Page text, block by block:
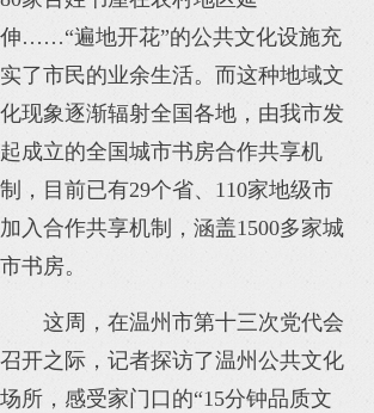
伸……“遍地开花”的公共文化设施充
实了市民的业余生活。而这种地域文
化现象逐渐辐射全国各地，由我市发
起成立的全国城市书房合作共享机
制，目前已有29个省、110家地级市
加入合作共享机制，涵盖1500多家城
市书房。
这周，在温州市第十三次党代会
召开之际，记者探访了温州公共文化
场所，感受家门口的“15分钟品质文